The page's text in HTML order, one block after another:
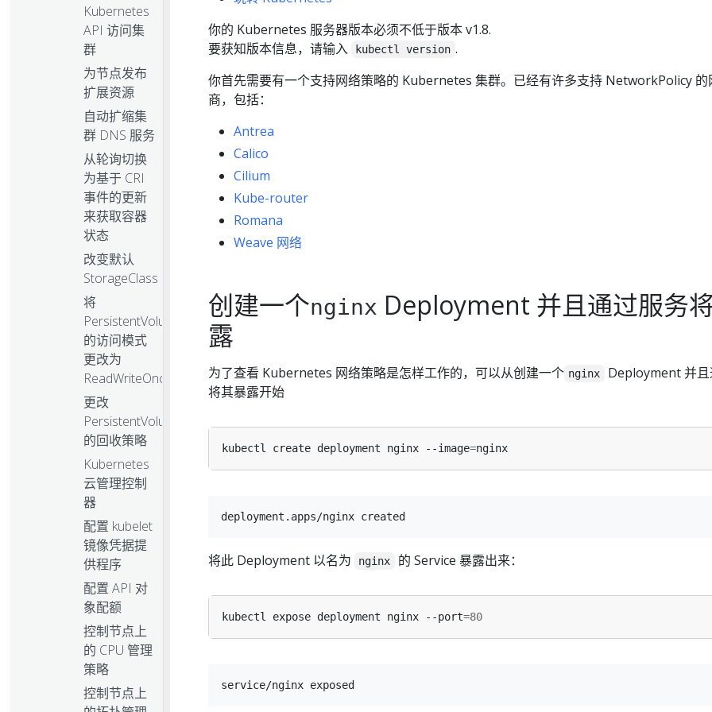
Kubernetes
API 访问集
群
为节点发布
扩展资源
自动扩缩集
群 DNS 服务
从轮询切换
为基于 CRI
事件的更新
来获取容器
状态
改变默认
StorageClass
将
PersistentVolume
的访问模式
更改为
ReadWriteOncePod
更改
PersistentVolume
的回收策略
Kubernetes
云管理控制
器
配置 kubelet
镜像凭据提
供程序
配置 API 对
象配额
控制节点上
的 CPU 管理
策略
控制节点上
你的 Kubernetes 服务器版本必须不低于版本 v1.8.
要获知版本信息，请输入
kubectl version .
你首先需要有一个支持网络策略的 Kubernetes 集群。已经有许多支持 NetworkPolicy 的
商，包括：
Antrea
Calico
Cilium
Kube-router
Romana
Weave 网络
创建一个nginx Deployment 并且通过服务
露
为了查看 Kubernetes 网络策略是怎样工作的，可以从创建一个 nginx
Deployment 并
将其暴露开始
kubectl create deployment nginx --image=
将此 Deployment 以名为 nginx 的 Service 暴露出来：
kubectl expose deployment nginx --port=80